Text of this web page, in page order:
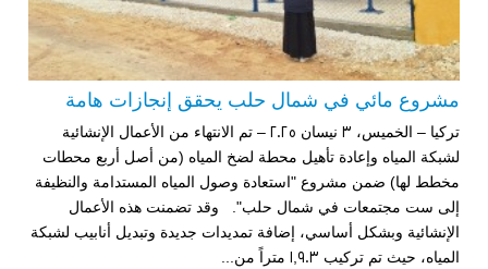
مشروع مائي في شمال حلب يحقق إنجازات هامة
تركيا – الخميس، 3 نيسان 2025 – تم الانتهاء من الأعمال الإنشائية
لشبكة المياه وإعادة تأهيل محطة لضخ المياه (من أصل أربع محطات
مخطط لها) ضمن مشروع "استعادة وصول المياه المستدامة والنظيفة
إلى ست مجتمعات في شمال حلب". وقد تضمنت هذه الأعمال
الإنشائية وبشكل أساسي، إضافة تمديدات جديدة وتبديل أنابيب لشبكة
المياه، حيث تم تركيب 1,903 متراً من...